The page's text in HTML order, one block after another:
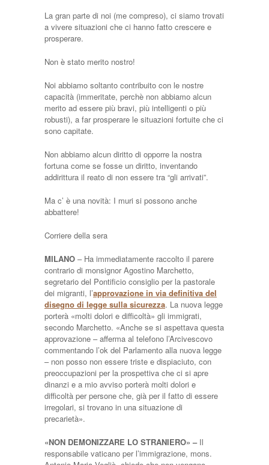
La gran parte di noi (me compreso), ci siamo trovati
a vivere situazioni che ci hanno fatto crescere e
prosperare.
Non è stato merito nostro!
Noi abbiamo soltanto contribuito con le nostre
capacità (immeritate, perchè non abbiamo alcun
merito ad essere più bravi, più intelligenti o più
robusti), a far prosperare le situazioni fortuite che ci
sono capitate.
Non abbiamo alcun diritto di opporre la nostra
fortuna come se fosse un diritto, inventando
addirittura il reato di non essere tra “gli arrivati”.
Ma c’ è una novità: I muri si possono anche
abbattere!
Corriere della sera
MILANO – Ha immediatamente raccolto il parere
contrario di monsignor Agostino Marchetto,
segretario del Pontificio consiglio per la pastorale
dei migranti, l’approvazione in via definitiva del
disegno di legge sulla sicurezza. La nuova legge
porterà «molti dolori e difficoltà» gli immigrati,
secondo Marchetto. «Anche se si aspettava questa
approvazione – afferma al telefono l’Arcivescovo
commentando l’ok del Parlamento alla nuova legge
– non posso non essere triste e dispiaciuto, con
preoccupazioni per la prospettiva che ci si apre
dinanzi e a mio avviso porterà molti dolori e
difficoltà per persone che, già per il fatto di essere
irregolari, si trovano in una situazione di
precarietà».
«NON DEMONIZZARE LO STRANIERO» – Il
responsabile vaticano per l’immigrazione, mons.